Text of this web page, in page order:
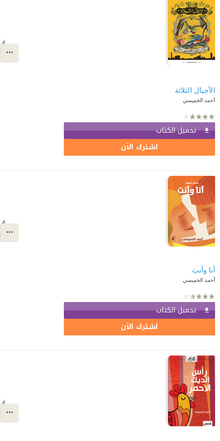
الأجيال الثلاثة
أحمد الخميسي
تحميل الكتاب
اشترك الآن
أنا وأنتِ
أحمد الخميسي
تحميل الكتاب
اشترك الآن